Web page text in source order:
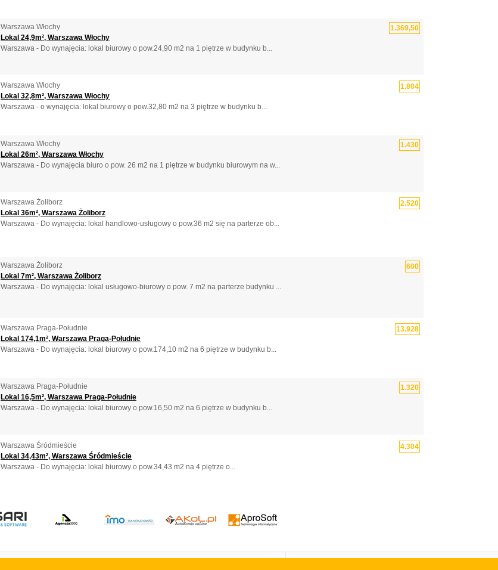
Warszawa Włochy
1.369,50
Lokal 24,9m², Warszawa Włochy
Warszawa - Do wynajęcia: lokal biurowy o pow.24,90 m2 na 1 piętrze w budynku b...
Warszawa Włochy
1.804
Lokal 32,8m², Warszawa Włochy
Warszawa - o wynajęcia: lokal biurowy o pow.32,80 m2 na 3 piętrze w budynku b...
Warszawa Włochy
1.430
Lokal 26m², Warszawa Włochy
Warszawa - Do wynajęcia biuro o pow. 26 m2 na 1 piętrze w budynku biurowym na w...
Warszawa Żoliborz
2.520
Lokal 36m², Warszawa Żoliborz
Warszawa - Do wynajęcia: lokal handlowo-usługowy o pow.36 m2 się na parterze ob...
Warszawa Żoliborz
600
Lokal 7m², Warszawa Żoliborz
Warszawa - Do wynajęcia: lokal usługowo-biurowy o pow. 7 m2 na parterze budynku ...
Warszawa Praga-Południe
13.928
Lokal 174,1m², Warszawa Praga-Południe
Warszawa - Do wynajęcia: lokal biurowy o pow.174,10 m2 na 6 piętrze w budynku b...
Warszawa Praga-Południe
1.320
Lokal 16,5m², Warszawa Praga-Południe
Warszawa - Do wynajęcia: lokal biurowy o pow.16,50 m2 na 6 piętrze w budynku b...
Warszawa Śródmieście
4.304
Lokal 34,43m², Warszawa Śródmieście
Warszawa - Do wynajęcia: lokal biurowy o pow.34,43 m2 na 4 piętrze o...